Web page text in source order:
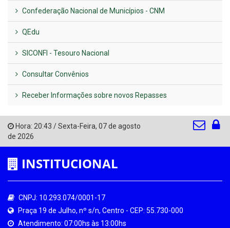
Confederação Nacional de Municípios - CNM
QEdu
SICONFI - Tesouro Nacional
Consultar Convênios
Receber Informações sobre novos Repasses
Hora: 20:43 /Sexta-Feira, 07 de agosto
de 2026
INSTITUCIONAL
CNPJ: 10.293.074/0001-17
Praça 19 de Julho, nº s/n, Centro - CEP: 55.730-000
Atendimento: 07:00hs às 13:00hs